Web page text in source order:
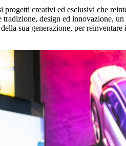
progetti creativi ed esclusivi che
design ed innovazione,
sua generazione, per